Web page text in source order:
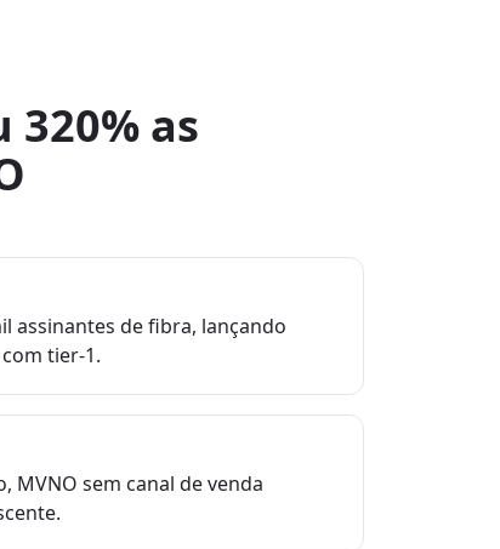
as
assinantes de fibra, lançando
tier-1.
MVNO sem canal de venda